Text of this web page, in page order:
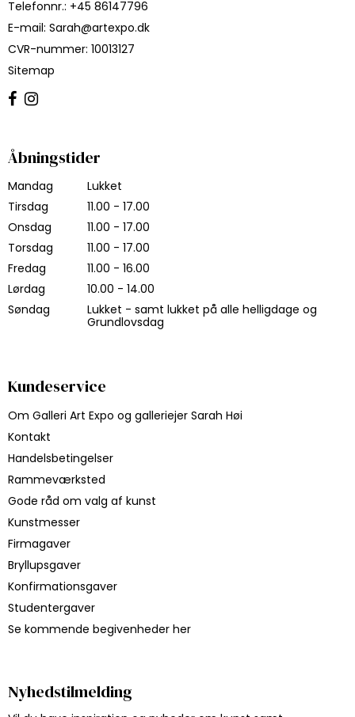
Telefonnr.: +45 86147796
E-mail: Sarah@artexpo.dk
CVR-nummer: 10013127
Sitemap
Åbningstider
Mandag
Lukket
Tirsdag
11.00 - 17.00
Onsdag
11.00 - 17.00
Torsdag
11.00 - 17.00
Fredag
11.00 - 16.00
Lørdag
10.00 - 14.00
Søndag
Lukket - samt lukket på alle helligdage og
Grundlovsdag
Kundeservice
Om Galleri Art Expo og galleriejer Sarah Høi
Kontakt
Handelsbetingelser
Rammeværksted
Gode råd om valg af kunst
Kunstmesser
Firmagaver
Bryllupsgaver
Konfirmationsgaver
Studentergaver
Se kommende begivenheder her
Nyhedstilmelding